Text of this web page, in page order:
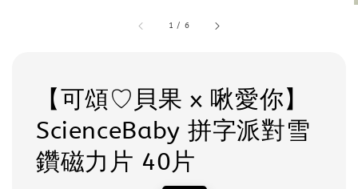
1 / 6
【可頌♡貝果 x 啾愛你】
ScienceBaby 拼字派對雪
鑽磁力片 40片